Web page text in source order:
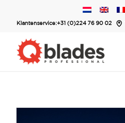
Klantenservice:+31 (0)224 76 90 02